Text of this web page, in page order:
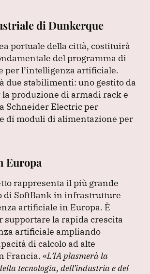
di Dunkerque
portuale della città, costituirà
del programma di
per l’intelligenza artificiale.
due stabilimenti: uno gestito da
la produzione di armadi rack e
Schneider Electric per
di moduli di alimentazione per
Europa
rappresenta il più grande
di SoftBank in infrastrutture
artificiale in Europa. È
supportare la rapida crescita
artificiale ampliando
di calcolo ad alte
Francia. «L’IA plasmerà la
tecnologia, dell’industria e del